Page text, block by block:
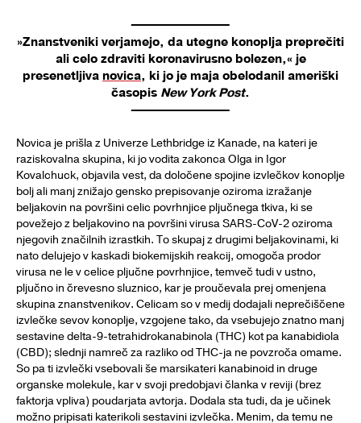
»Znanstveniki verjamejo, da utegne konoplja preprečiti
ali celo zdraviti koronavirusno bolezen,« je
presenetljiva novica, ki jo je maja obelodanil ameriški
časopis New York Post.
Novica je prišla z Univerze Lethbridge iz Kanade, na kateri je
raziskovalna skupina, ki jo vodita zakonca Olga in Igor
Kovalchuck, objavila vest, da določene spojine izvlečkov konoplje
bolj ali manj znižajo gensko prepisovanje oziroma izražanje
beljakovin na površini celic povrhnjice pljučnega tkiva, ki se
povežejo z beljakovino na površini virusa SARS-CoV-2 oziroma
njegovih značilnih izrastkih. To skupaj z drugimi beljakovinami, ki
nato delujejo v kaskadi biokemijskih reakcij, omogoča prodor
virusa ne le v celice pljučne povrhnjice, temveč tudi v ustno,
pljučno in črevesno sluznico, kar je proučevala prej omenjena
skupina znanstvenikov. Celicam so v medij dodajali neprečiščene
izvlečke sevov konoplje, vzgojene tako, da vsebujejo znatno manj
sestavine delta-9-tetrahidrokanabinola (THC) kot pa kanabidiola
(CBD); slednji namreč za razliko od THC-ja ne povzroča omame.
So pa ti izvlečki vsebovali še marsikateri kanabinoid in druge
organske molekule, kar v svoji predobjavi članka v reviji (brez
faktorja vpliva) poudarjata avtorja. Dodala sta tudi, da je učinek
možno pripisati katerikoli sestavini izvlečka. Menim, da temu ne